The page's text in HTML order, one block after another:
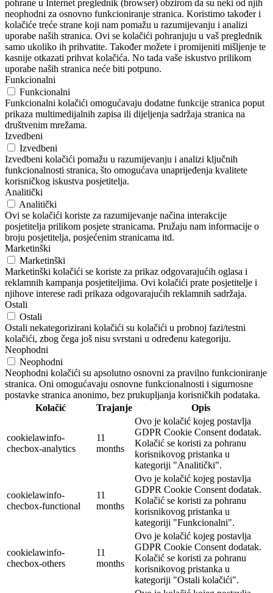
pohrane u Internet preglednik (browser) obzirom da su neki od njih
neophodni za osnovno funkcioniranje stranica. Koristimo također i
kolačiće treće strane koji nam pomažu u razumijevanju i analizi
uporabe naših stranica. Ovi se kolačići pohranjuju u vaš preglednik
samo ukoliko ih prihvatite. Također možete i promijeniti mišljenje te
kasnije otkazati prihvat kolačića. No tada vaše iskustvo prilikom
uporabe naših stranica neće biti potpuno.
Funkcionalni
Funkcionalni
Funkcionalni kolačići omogućavaju dodatne funkcije stranica poput
prikaza multimedijalnih zapisa ili dijeljenja sadržaja stranica na
društvenim mrežama.
Izvedbeni
Izvedbeni
Izvedbeni kolačići pomažu u razumijevanju i analizi ključnih
funkcionalnosti stranica, što omogućava unaprijeđenja kvalitete
korisničkog iskustva posjetitelja.
Analitički
Analitički
Ovi se kolačići koriste za razumijevanje načina interakcije
posjetitelja prilikom posjete stranicama. Pružaju nam informacije o
broju posjetitelja, posjećenim stranicama itd.
Marketinški
Marketinški
Marketinški kolačići se koriste za prikaz odgovarajućih oglasa i
reklamnih kampanja posjetiteljima. Ovi kolačići prate posjetitelje i
njihove interese radi prikaza odgovarajućih reklamnih sadržaja.
Ostali
Ostali
Ostali nekategorizirani kolačići su kolačići u probnoj fazi/testni
kolačići, zbog čega još nisu svrstani u određenu kategoriju.
Neophodni
Neophodni
Neophodni kolačići su apsolutno osnovni za pravilno funkcioniranje
stranica. Oni omogućavaju osnovne funkcionalnosti i sigurnosne
postavke stranica anonimo, bez prukupljanja korisničkih podataka.
Kolačić
Trajanje Opis
cookielawinfo-
checbox-analytics
11
months
Ovo je kolačić kojeg postavlja
GDPR Cookie Consent dodatak.
Kolačić se koristi za pohranu
korisnikovog pristanka u
kategoriji "Analitički".
cookielawinfo-
checbox-functional
11
months
Ovo je kolačić kojeg postavlja
GDPR Cookie Consent dodatak.
Kolačić se koristi za pohranu
korisnikovog pristanka u
kategoriji "Funkcionalni".
cookielawinfo-
checbox-others
11
months
Ovo je kolačić kojeg postavlja
GDPR Cookie Consent dodatak.
Kolačić se koristi za pohranu
korisnikovog pristanka u
kategoriji "Ostali kolačići".